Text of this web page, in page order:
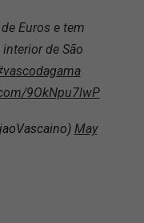
Euros e tem
de São
9OkNpu7lwP
May